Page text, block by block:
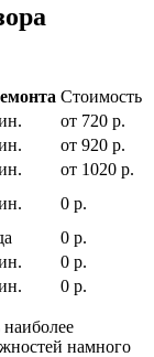
Стоимость
от 720 р.
от 920 р.
от 1020 р.
0 р.
0 р.
0 р.
0 р.
намного